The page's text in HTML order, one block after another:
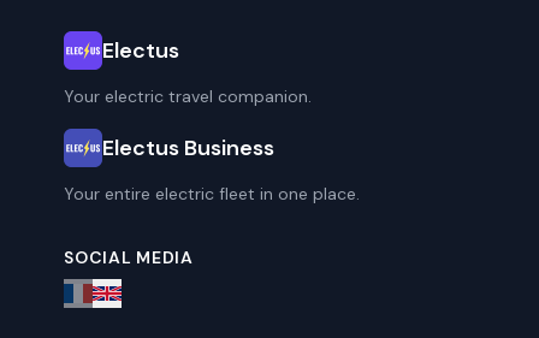
Electus
Your electric travel companion.
Electus Business
Your entire electric fleet in one place.
SOCIAL MEDIA